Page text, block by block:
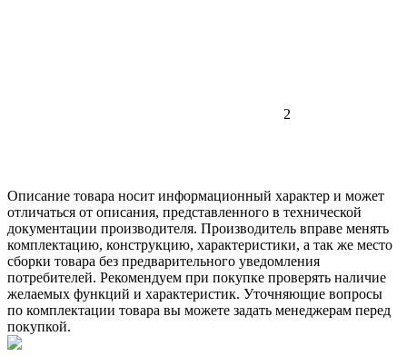
2
Описание товара носит информационный характер и может
отличаться от описания, представленного в технической
документации производителя. Производитель вправе менять
комплектацию, конструкцию, характеристики, а так же место
сборки товара без предварительного уведомления
потребителей. Рекомендуем при покупке проверять наличие
желаемых функций и характеристик. Уточняющие вопросы
по комплектации товара вы можете задать менеджерам перед
покупкой.